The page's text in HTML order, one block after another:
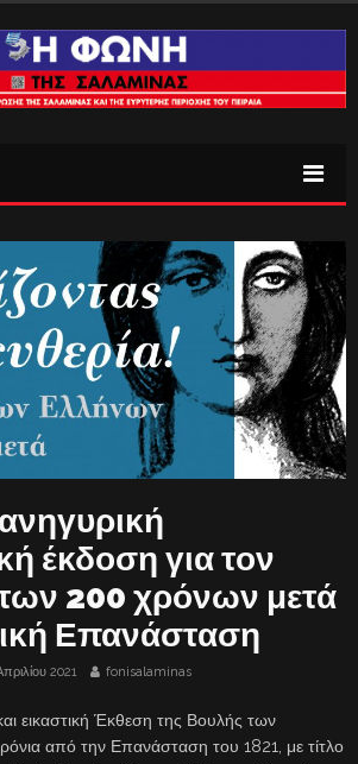
έκδοση για τον
200 χρόνων μετά
Επανάσταση
2021 fonisalaminas
εικαστική Έκθεση της Βουλής των
από την Επανάσταση του 1821, με τίτλο